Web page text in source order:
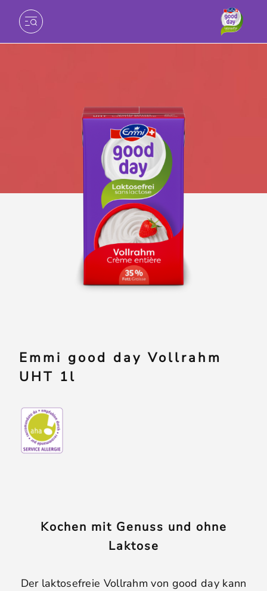
Emmi good day Vollrahm
UHT 1l
Kochen mit Genuss und ohne
Laktose
Der laktosefreie Vollrahm von good day kann